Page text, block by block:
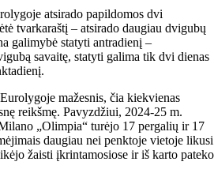
atsirado papildomos dvi
tvarkaraštį – atsirado daugiau dvigubų
galimybė statyti antradienį –
savaitę, statyti galima tik dvi dienas
mažesnis, čia kiekvienas
reikšmę. Pavyzdžiui, 2024-25 m.
„Olimpia“ turėjo 17 pergalių ir 17
daugiau nei penktoje vietoje likusi
žaisti įkrintamosiose ir iš karto pateko